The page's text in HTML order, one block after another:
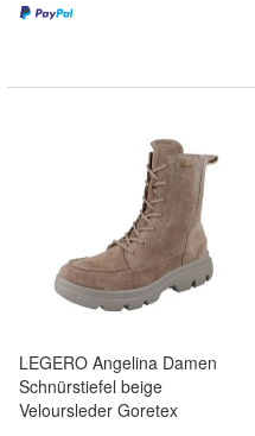
LEGERO Angelina Damen
Schnürstiefel beige
Veloursleder Goretex